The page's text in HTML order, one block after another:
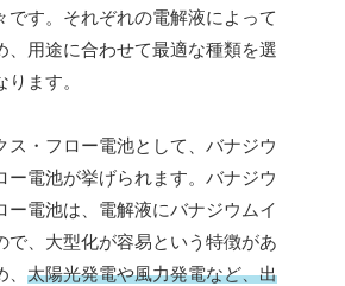
です。それぞれの電解液によって
、用途に合わせて最適な種類を選
ます。
ス・フロー電池として、バナジウ
ー電池が挙げられます。バナジウ
ー電池は、電解液にバナジウムイ
で、大型化が容易という特徴があ
太陽光発電や風力発電など、出